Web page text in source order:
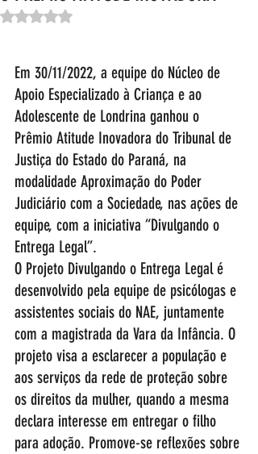
Avaliado com NaN de 5 estrelas.
Em 30/11/2022, a equipe do Núcleo de
Apoio Especializado à Criança e ao
Adolescente de Londrina ganhou o
Prêmio Atitude Inovadora do Tribunal de
Justiça do Estado do Paraná, na
modalidade Aproximação do Poder
Judiciário com a Sociedade, nas ações de
equipe, com a iniciativa “Divulgando o
Entrega Legal”.
O Projeto Divulgando o Entrega Legal é
desenvolvido pela equipe de psicólogas e
assistentes sociais do NAE, juntamente
com a magistrada da Vara da Infância. O
projeto visa a esclarecer a população e
aos serviços da rede de proteção sobre
os direitos da mulher, quando a mesma
declara interesse em entregar o filho
para adoção. Promove-se reflexões sobre